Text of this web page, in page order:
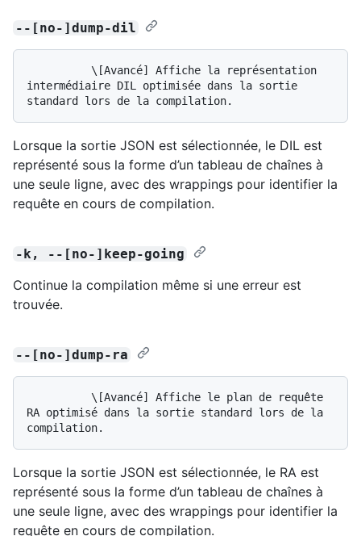
--[no-]dump-dil
intermédiaire DIL optimisée dans la sortie
Lorsque la sortie JSON est sélectionnée, le DIL est
représenté sous la forme d’un tableau de chaînes à
une seule ligne, avec des wrappings pour identifier la
requête en cours de compilation.
-k, --[no-]keep-going
Continue la compilation même si une erreur est
trouvée.
--[no-]dump-ra
RA optimisé dans la sortie standard lors de la
Lorsque la sortie JSON est sélectionnée, le RA est
représenté sous la forme d’un tableau de chaînes à
une seule ligne, avec des wrappings pour identifier la
requête en cours de compilation.